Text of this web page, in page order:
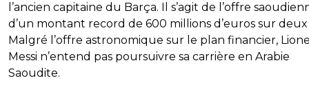
l’ancien capitaine du Barça. Il s’agit de l’offre
d’un montant record de 600 millions d’euros sur deux
Malgré l’offre astronomique sur le plan financier,
Messi n’entend pas poursuivre sa carrière en Arabie
Saoudite.